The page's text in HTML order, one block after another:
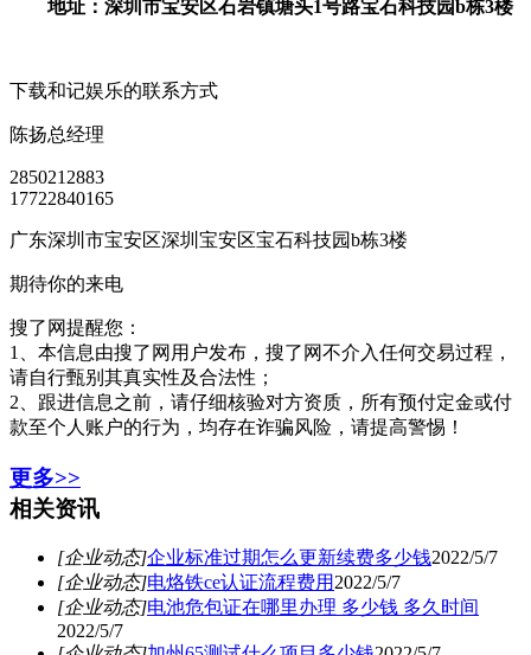
地址：深圳市宝安区石岩镇塘头1号路宝石科技园b栋3楼
下载和记娱乐的联系方式
陈扬总经理
2850212883
17722840165
广东深圳市宝安区深圳宝安区宝石科技园b栋3楼
期待你的来电
搜了网提醒您：
1、本信息由搜了网用户发布，搜了网不介入任何交易过程，
请自行甄别其真实性及合法性；
2、跟进信息之前，请仔细核验对方资质，所有预付定金或付
款至个人账户的行为，均存在诈骗风险，请提高警惕！
更多>>
相关资讯
[企业动态]企业标准过期怎么更新续费多少钱2022/5/7
[企业动态]电烙铁ce认证流程费用2022/5/7
[企业动态]电池危包证在哪里办理 多少钱 多久时间
2022/5/7